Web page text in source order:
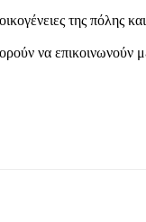
της πόλης
να